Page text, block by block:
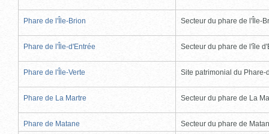
Phare de l'Île-Brion Secteur du phare de l'Île-
Phare de l'Île-d'Entrée Secteur du phare de l'île
Phare de l'Île-Verte Site patrimonial du Phare-
Phare de La Martre Secteur du phare de La
Phare de Matane Secteur du phare de